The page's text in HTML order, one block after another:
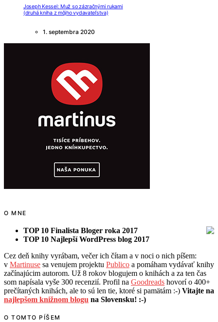
Joseph Kessel: Muž so zázračnými rukami
(druhá kniha z môjho vydavateľstva)
1. septembra 2020
O MNE
TOP 10 Finalista Bloger roka 2017
TOP 10 Najlepší WordPress blog 2017
Cez deň knihy vyrábam, večer ich čítam a v noci o nich píšem:
v Martinuse sa venujem projektu Publico a pomáham vydávať knihy
začínajúcim autorom. Už 8 rokov blogujem o knihách a za ten čas
som napísala vyše 300 recenzií. Profil na Goodreads hovorí o 400+
prečítaných knihách, ale to sú len tie, ktoré si pamätám :-) Vitajte na
najlepšom knižnom blogu na Slovensku! :-)
O TOMTO PÍŠEM